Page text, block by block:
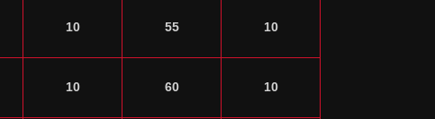
10 55 10
10 60 10